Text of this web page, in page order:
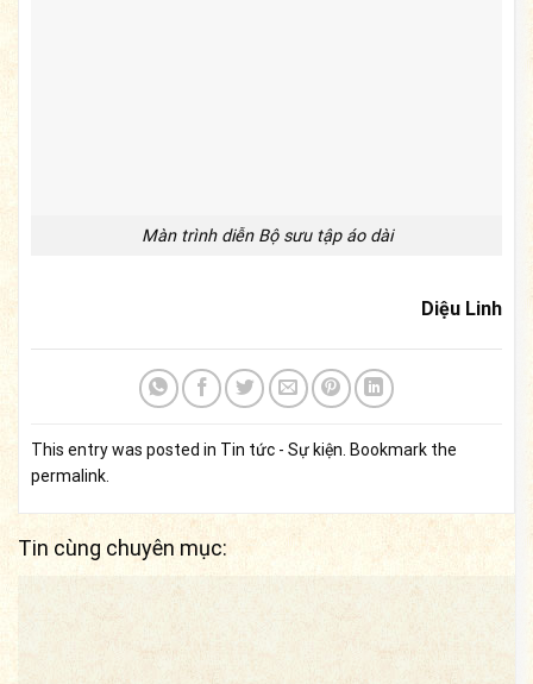
Màn trình diễn Bộ sưu tập áo dài
Diệu Linh
This entry was posted in Tin tức - Sự kiện. Bookmark the
permalink.
Tin cùng chuyên mục: